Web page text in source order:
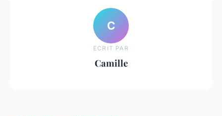
C
ECRIT PAR
Camille